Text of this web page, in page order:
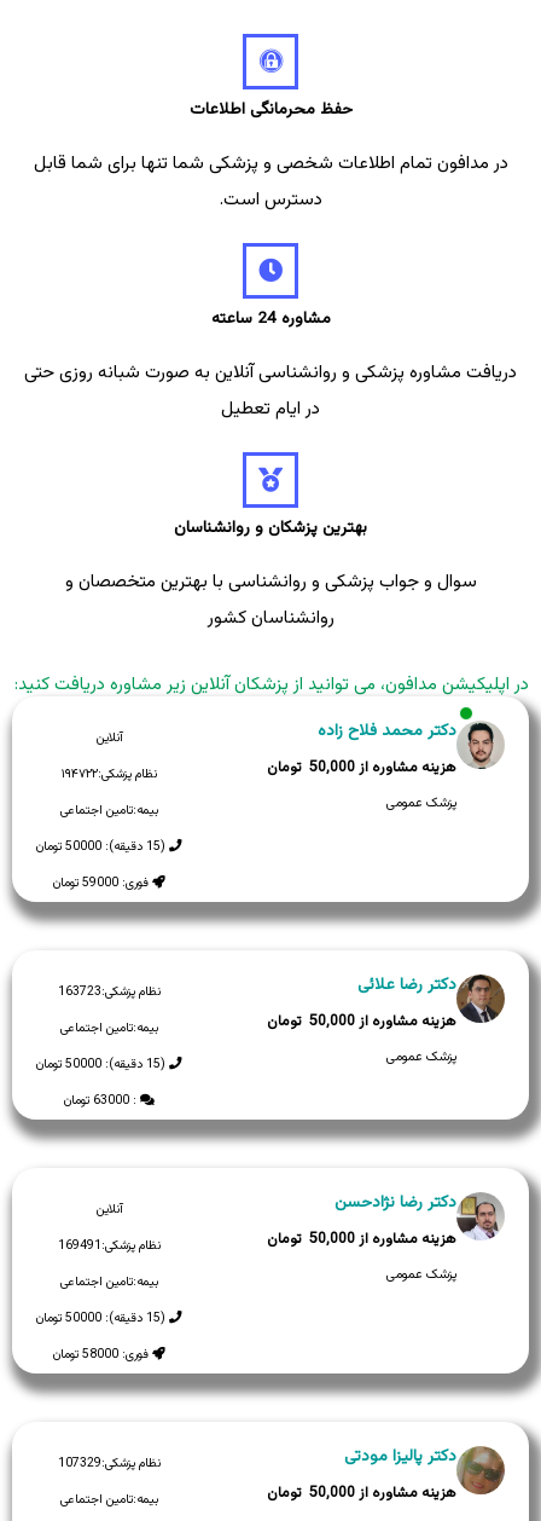
حفظ محرمانگی اطلاعات
در مدافون تمام اطلاعات شخصی و پزشکی شما تنها برای شما قابل
دسترس است.
مشاوره 24 ساعته
دریافت مشاوره پزشکی و روانشناسی آنلاین به صورت شبانه روزی حتی
در ایام تعطیل
بهترین پزشکان و روانشناسان
سوال و جواب پزشکی و روانشناسی با بهترین متخصصان و
روانشناسان کشور
در اپلیکیشن مدافون، می توانید از پزشکان آنلاین زیر مشاوره دریافت کنید:
آنلاین
نظام پزشکی:۱۹۴۷۲۲
بیمه:تامین اجتماعی
(15 دقیقه): 50000 تومان
فوری: 59000 تومان
دکتر محمد فلاح زاده
50,000
پزشک عمومی
نظام پزشکی:163723
بیمه:تامین اجتماعی
(15 دقیقه): 50000 تومان
: 63000 تومان
دکتر رضا علائی
50,000
پزشک عمومی
آنلاین
نظام پزشکی:169491
بیمه:تامین اجتماعی
(15 دقیقه): 50000 تومان
فوری: 58000 تومان
دکتر رضا نژادحسن
50,000
پزشک عمومی
نظام پزشکی:107329
بیمه:تامین اجتماعی
دکتر پالیزا مودتی
50,000